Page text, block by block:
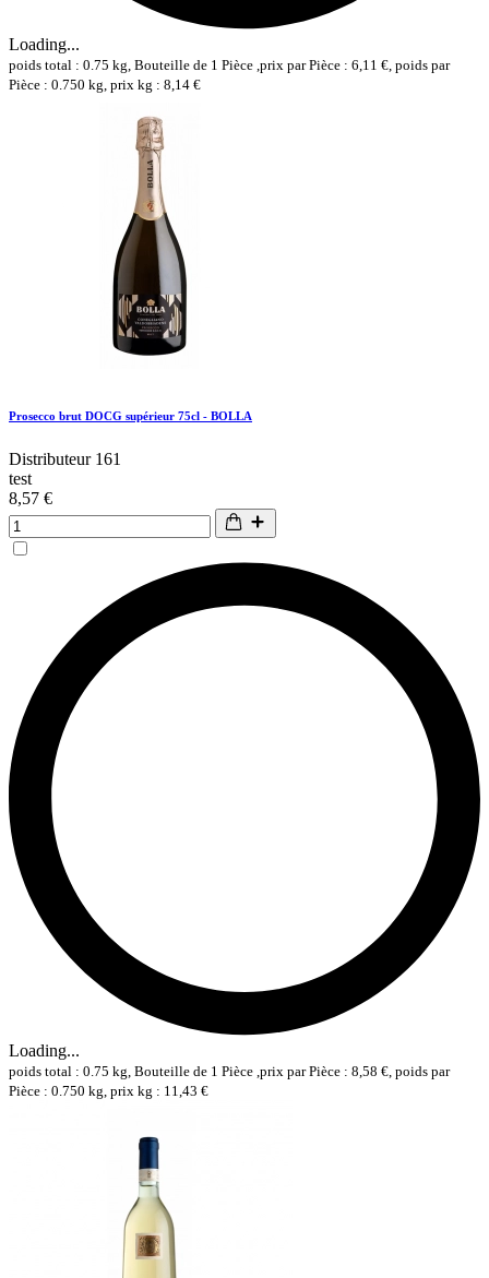
Loading...
poids total : 0.75 kg, Bouteille de 1 Pièce ,prix par Pièce : 6,11 €, poids par
Pièce : 0.750 kg, prix kg : 8,14 €
Prosecco brut DOCG supérieur 75cl - BOLLA
Distributeur 161
test
8,57 €
Loading...
poids total : 0.75 kg, Bouteille de 1 Pièce ,prix par Pièce : 8,58 €, poids par
Pièce : 0.750 kg, prix kg : 11,43 €